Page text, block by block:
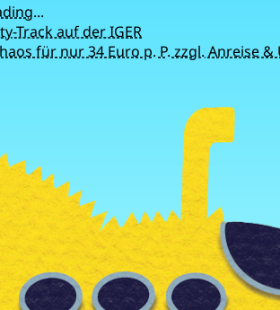
Track auf der IGER
für nur 34 Euro p. P. zzgl. Anreise